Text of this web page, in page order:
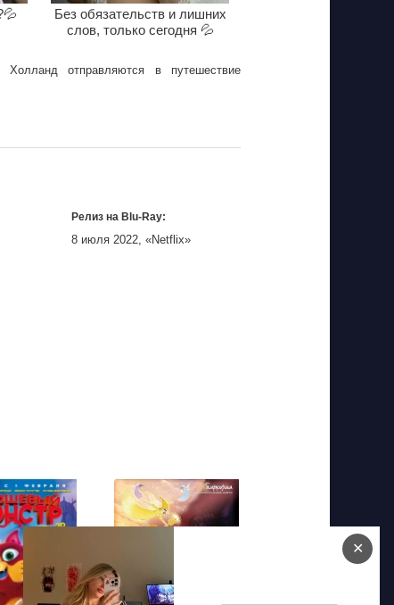
Без обязательств и лишних
слов, только сегодня 💦
отправляются в путешествие
Релиз на Blu-Ray:
8 июля 2022, «Netflix»
✕